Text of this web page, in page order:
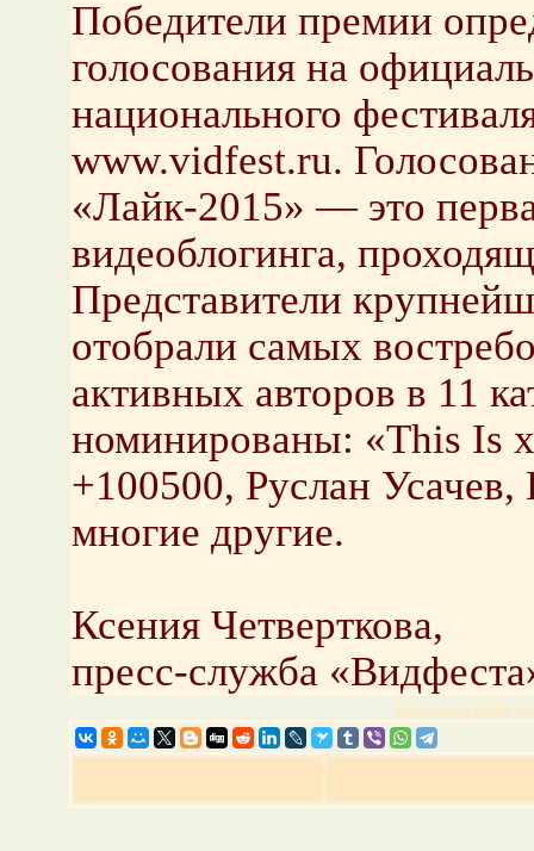
Победители премии
голосования на
национального
www.vidfest.ru.
«Лайк-2015» — это
видеоблогинга,
Представители
отобрали самых
активных авторов в 11
номинированы: «This Is
+100500, Руслан
многие другие.
Ксения Четверткова,
пресс-служба
Предыдущая